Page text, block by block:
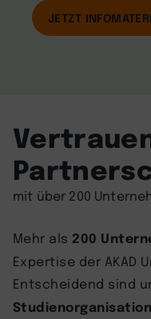
mit über 200
Mehr als 200
Expertise der AKAD
Entscheidend sind
Studienorganisation